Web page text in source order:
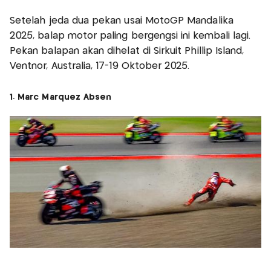
Setelah jeda dua pekan usai MotoGP Mandalika
2025, balap motor paling bergengsi ini kembali lagi.
Pekan balapan akan dihelat di Sirkuit Phillip Island,
Ventnor, Australia, 17-19 Oktober 2025.
1. Marc Marquez Absen